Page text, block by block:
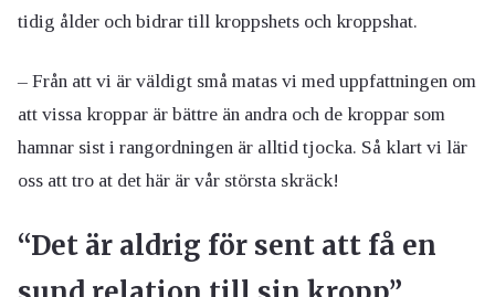
tidig ålder och bidrar till kroppshets och kroppshat.
– Från att vi är väldigt små matas vi med uppfattningen om
att vissa kroppar är bättre än andra och de kroppar som
hamnar sist i rangordningen är alltid tjocka. Så klart vi lär
oss att tro at det här är vår största skräck!
“Det är aldrig för sent att få en